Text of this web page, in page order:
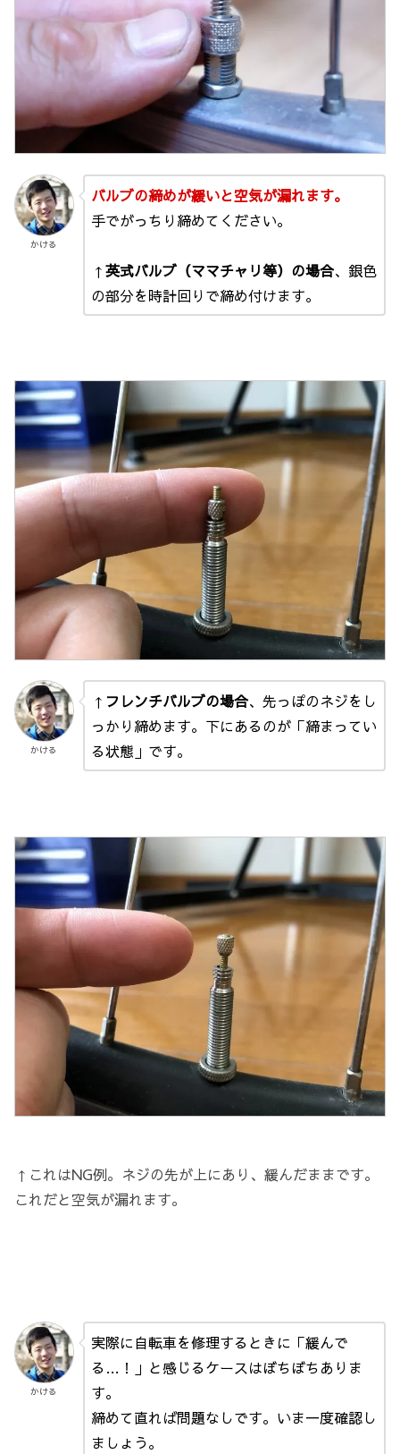
かける
バルブの締めが緩いと空気が漏れます。
手でがっちり締めてください。
↑英式バルブ（ママチャリ等）の場合、銀色
の部分を時計回りで締め付けます。
かける
↑ フレンチバルブの場合、先っぽのネジをし
っかり締めます。下にあるのが「締まってい
る状態」です。
↑これはNG例。ネジの先が上にあり、緩んだままです。
これだと空気が漏れます。
かける
実際に自転車を修理するときに「緩んで
る…！」と感じるケースはぼちぼちありま
す。
締めて直れば問題なしです。いま一度確認し
ましょう。